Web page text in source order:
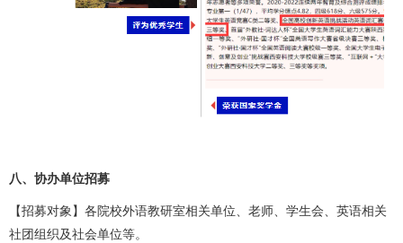
八、协办单位招募
【招募对象】各院校外语教研室相关单位、老师、学生会、英语相关
社团组织及社会单位等。